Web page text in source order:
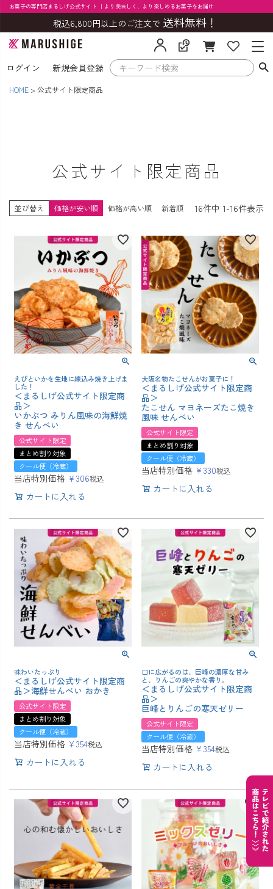
お菓子の専門店まるしげ公式サイト ｜より美味しく、より楽しめるお菓子をお届け
税込6,800円以上のご注文で 送料無料！
ログイン 新規会員登録
HOME 公式サイト限定商品
公式サイト限定商品
並び替え 価格が安い順 価格が高い順 新着順 16件中 1-16件表示
えびといかを生地に練込み焼き上げま
した！
＜まるしげ公式サイト限定商
品＞
いかぶつ みりん風味の海鮮焼
き せんべい
公式サイト限定
まとめ割り対象
クール便（冷蔵）
当店特別価格 ¥306税込
カートに入れる
大阪名物たこせんがお菓子に！
＜まるしげ公式サイト限定商
品＞
たこせん マヨネーズたこ焼き
風味 せんべい
公式サイト限定
まとめ割り対象
クール便（冷蔵）
当店特別価格 ¥330税込
カートに入れる
味わいたっぷり
＜まるしげ公式サイト限定商
品＞海鮮せんべい おかき
公式サイト限定
まとめ割り対象
クール便（冷蔵）
当店特別価格 ¥354税込
カートに入れる
口に広がるのは、巨峰の濃厚な甘み
と、りんごの爽やかな香り。
＜まるしげ公式サイト限定商
品＞
巨峰とりんごの寒天ゼリー
公式サイト限定
クール便（冷蔵）
当店特別価格 ¥354税込
カートに入れる